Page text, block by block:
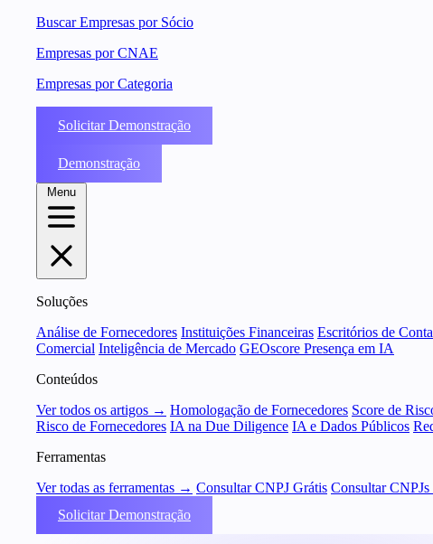
Buscar Empresas por Sócio
Empresas por CNAE
Empresas por Categoria
Solicitar Demonstração
Demonstração
Menu
Soluções
Análise de Fornecedores Instituições Financeiras Escritórios de
Comercial Inteligência de Mercado GEOscore Presença em IA
Conteúdos
Ver todos os artigos → Homologação de Fornecedores Score de
Risco de Fornecedores IA na Due Diligence IA e Dados Públicos
Ferramentas
Ver todas as ferramentas → Consultar CNPJ Grátis Consultar
Solicitar Demonstração